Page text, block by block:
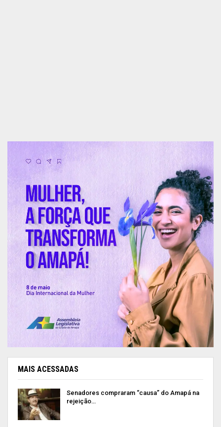
MAIS ACESSADAS
Senadores compraram “causa” do Amapá na
rejeição…